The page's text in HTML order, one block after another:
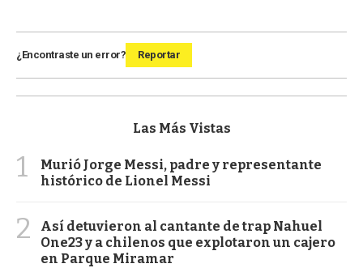
¿Encontraste un error? Reportar
Las Más Vistas
1
Murió Jorge Messi, padre y representante
histórico de Lionel Messi
2
Así detuvieron al cantante de trap Nahuel
One23 y a chilenos que explotaron un cajero
en Parque Miramar